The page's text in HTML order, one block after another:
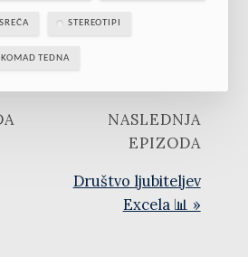
SREČA STEREOTIPI
KOMAD TEDNA
NASLEDNJA
EPIZODA
Društvo ljubiteljev
Excela 📊 »